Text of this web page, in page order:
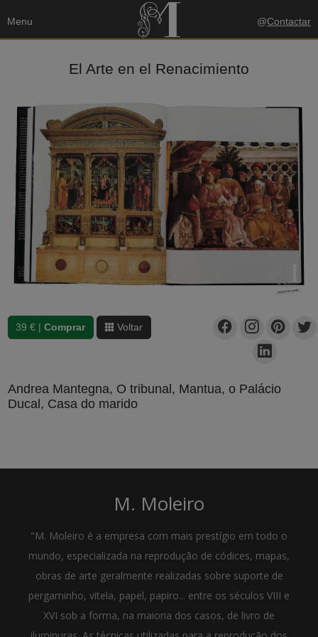
Menu @Contactar
El Arte en el Renacimiento
39 € | Comprar Voltar
Andrea Mantegna, O tribunal, Mantua, o Palácio
Ducal, Casa do marido
M. Moleiro
"M. Moleiro é a empresa com mais prestígio em todo o
mundo, especializada na reprodução de códices, mapas,
obras de arte geralmente realizadas sobre suporte de
pergaminho, vitela, papel, papiro... entre os séculos VIII e
XVI sob a forma, na maioria dos casos, de livro de